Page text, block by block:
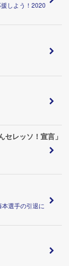
しよう！2020
セレッソ！宣言」
選手の引退に